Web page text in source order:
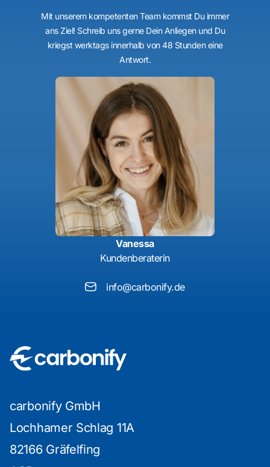
Mit unserem kompetenten Team kommst Du immer
ans Ziel! Schreib uns gerne Dein Anliegen und Du
kriegst werktags innerhalb von 48 Stunden eine
Antwort.
Vanessa
Kundenberaterin
info@carbonify.de
carbonify GmbH
Lochhamer Schlag 11A
82166 Gräfelfing